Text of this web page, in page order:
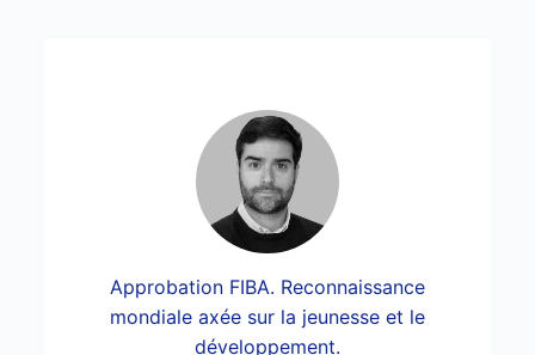
Approbation FIBA. Reconnaissance
mondiale axée sur la jeunesse et le
développement.